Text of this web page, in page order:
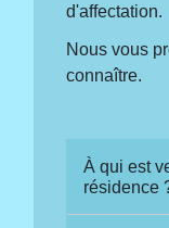
d'affectation.
Nous vous
connaître.
À qui est
résidence